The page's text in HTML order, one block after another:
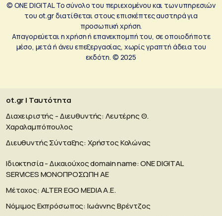
© ONE DIGITAL Το σύνολο του περιεχομένου και των υπηρεσιών
του ot.gr διατίθεται στους επισκέπτες αυστηρά για
προσωπική χρήση.
Απαγορεύεται η χρήση ή επανεκπομπή του, σε οποιοδήποτε
μέσο, μετά ή άνευ επεξεργασίας, χωρίς γραπτή άδεια του
εκδότη. © 2025
ot.gr | Ταυτότητα
Διαχειριστής - Διευθυντής: Λευτέρης Θ.
Χαραλαμπόπουλος
Διευθυντής Σύνταξης: Χρήστος Κολώνας
Ιδιοκτησία - Δικαιούχος domain name: ΟΝΕ DIGITAL
SERVICES MONOΠΡΟΣΩΠΗ ΑΕ
Μέτοχος: ALTER EGO MEDIA A.E.
Νόμιμος Εκπρόσωπος: Ιωάννης Βρέντζος